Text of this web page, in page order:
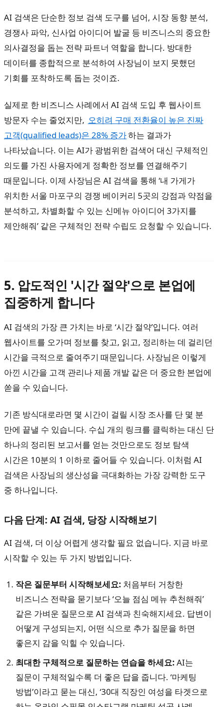
AI 검색은 단순한 정보 검색 도구를 넘어, 시장 동향 분석,
경쟁사 파악, 신사업 아이디어 발굴 등 비즈니스의 중요한
의사결정을 돕는 전략 파트너 역할을 합니다. 방대한
데이터를 종합적으로 분석하여 사장님이 보지 못했던
기회를 포착하도록 돕는 것이죠.
실제로 한 비즈니스 사례에서 AI 검색 도입 후 웹사이트
방문자 수는 줄었지만, 오히려 구매 전환율이 높은 진짜
고객(qualified leads)은 28% 증가하는 결과가
나타났습니다. 이는 AI가 광범위한 검색어 대신 구체적인
의도를 가진 사용자에게 정확한 정보를 연결해주기
때문입니다. 이제 사장님은 AI 검색을 통해 ‘내 가게가
위치한 서울 마포구의 경쟁 베이커리 5곳의 강점과 약점을
분석하고, 차별화할 수 있는 신메뉴 아이디어 3가지를
제안해줘’ 같은 구체적인 전략 수립도 요청할 수 있습니다.
5. 압도적인 '시간 절약'으로 본업에
집중하게 합니다
AI 검색의 가장 큰 가치는 바로 ‘시간 절약’입니다. 여러
웹사이트를 오가며 정보를 찾고, 읽고, 정리하는 데 걸리던
시간을 극적으로 줄여주기 때문입니다. 사장님은 이렇게
아낀 시간을 고객 관리나 제품 개발 같은 더 중요한 본업에
쏟을 수 있습니다.
기존 방식대로라면 몇 시간이 걸릴 시장 조사를 단 몇 분
만에 끝낼 수 있습니다. 수십 개의 링크를 클릭하는 대신 단
하나의 정리된 보고서를 얻는 것만으로도 정보 탐색
시간은 10분의 1 이하로 줄어들 수 있습니다. 이처럼 AI
검색은 사장님의 생산성을 극대화하는 가장 강력한 도구
중 하나입니다.
다음 단계: AI 검색, 당장 시작해보기
AI 검색, 더 이상 어렵게 생각할 필요 없습니다. 지금 바로
시작할 수 있는 두 가지 방법입니다.
작은 질문부터 시작해보세요: 처음부터 거창한
비즈니스 전략을 묻기보다 ‘오늘 점심 메뉴 추천해줘’
같은 가벼운 질문으로 AI 검색과 친숙해지세요. 답변이
어떻게 구성되는지, 어떤 식으로 추가 질문을 하면
좋은지 감을 익힐 수 있습니다.
최대한 구체적으로 질문하는 연습을 하세요: AI는
질문이 구체적일수록 더 좋은 답을 줍니다. ‘마케팅
방법’이라고 묻는 대신, ‘30대 직장인 여성을 타겟으로